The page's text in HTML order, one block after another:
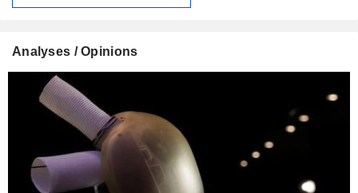
Analyses / Opinions